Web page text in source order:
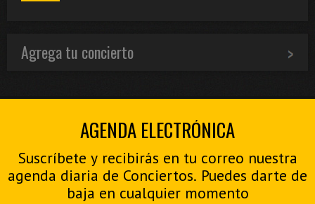
Agrega tu concierto
AGENDA ELECTRÓNICA
Suscríbete y recibirás en tu correo nuestra
agenda diaria de Conciertos. Puedes darte de
baja en cualquier momento